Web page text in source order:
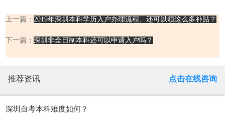
上一篇： 2019年深圳本科学历入户办理流程、还可以领这么多补贴？
下一篇： 深圳非全日制本科还可以申请入户吗？
推荐资讯 点击在线咨询
深圳自考本科难度如何？